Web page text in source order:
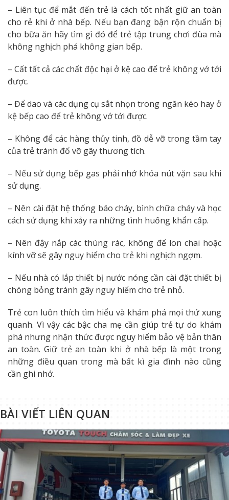
– Liên tục để mắt đến trẻ là cách tốt nhất giữ an toàn
cho rẻ khi ở nhà bếp. Nếu bạn đang bận rộn chuẩn bị
cho bữa ăn hãy tìm gì đó để trẻ tập trung chơi đùa mà
không nghịch phá không gian bếp.
– Cất tất cả các chất độc hại ở kệ cao để trẻ không vớ tới
được.
– Để dao và các dụng cụ sắt nhọn trong ngăn kéo hay ở
kệ bếp cao để trẻ không vớ tới được.
– Không để các hàng thủy tinh, đồ dễ vỡ trong tầm tay
của trẻ tránh đổ vỡ gây thương tích.
– Nếu sử dụng bếp gas phải nhớ khóa nút vặn sau khi
sử dụng.
– Nên cài đặt hệ thống báo cháy, bình chữa cháy và học
cách sử dụng khi xảy ra những tình huống khẩn cấp.
– Nên đậy nắp các thùng rác, không để lon chai hoặc
kính vỡ sẽ gây nguy hiểm cho trẻ khi nghịch ngợm.
– Nếu nhà có lắp thiết bị nước nóng cần cài đặt thiết bị
chóng bỏng tránh gây nguy hiểm cho trẻ nhỏ.
Trẻ con luôn thích tìm hiểu và khám phá mọi thứ xung
quanh. Vì vậy các bậc cha mẹ cần giúp trẻ tự do khám
phá nhưng nhận thức được nguy hiểm bảo vệ bản thân
an toàn. Giữ trẻ an toàn khi ở nhà bếp là một trong
những điều quan trong mà bất kì gia đình nào cũng
cần ghi nhớ.
BÀI VIẾT LIÊN QUAN